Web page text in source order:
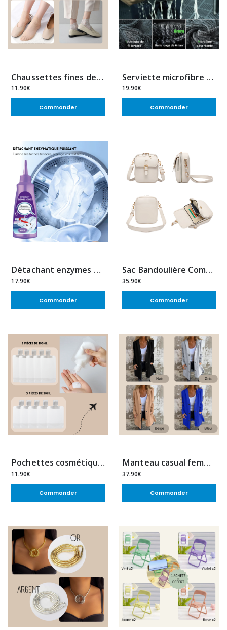
Chaussettes fines dentelle – Élégance & confort mode
11.90€
Commander
Serviette microfibre voiture – Nettoyage efficace & séchage rapide
19.90€
Commander
Détachant enzymes actives – Élimine les taches tenaces
17.90€
Commander
Sac Bandoulière Compact Vintage
35.90€
Commander
Pochettes cosmétiques voyage – Transport sécurisé & étanche
11.90€
Commander
Manteau casual femme – Élégance simple & confort
37.90€
Commander